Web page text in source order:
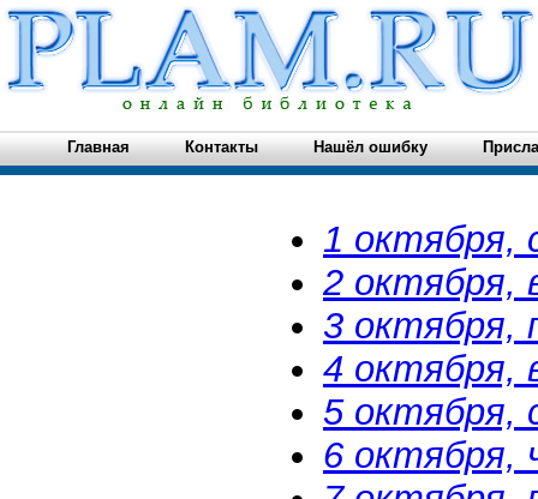
Главная Контакты Нашёл ошибку
1 октября,
2 октября,
3 октября,
4 октября,
5 октября,
6 октября,